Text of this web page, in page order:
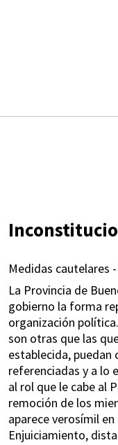
Medidas cautelares
La Provincia de
gobierno la forma
organización
son otras que las
establecida, puedan
referenciadas y a lo
al rol que le cabe al
remoción de los
aparece verosímil
Enjuiciamiento,